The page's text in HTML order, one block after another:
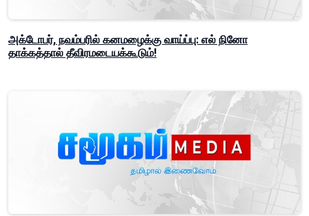
அக்டோபர், நவம்பரில் கனமழைக்கு வாய்ப்பு: எல் நினோ
தாக்கத்தால் தீவிரமடையக்கூடும்!